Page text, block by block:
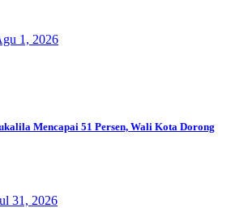
1, 2026
Mencapai 51 Persen, Wali Kota Dorong
31, 2026